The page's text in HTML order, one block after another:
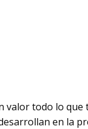
valor todo lo que
en la